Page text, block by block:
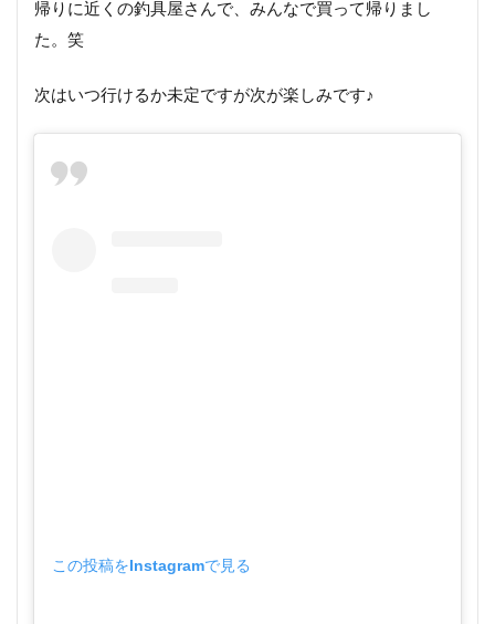
帰りに近くの釣具屋さんで、みんなで買って帰りまし
た。笑
次はいつ行けるか未定ですが次が楽しみです♪
この投稿をInstagramで見る